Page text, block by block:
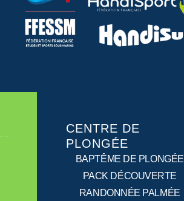
CENTRE DE
PLONGÉE
BAPTÊME DE PLONGÉE
PACK DÉCOUVERTE
RANDONNÉE PALMÉE